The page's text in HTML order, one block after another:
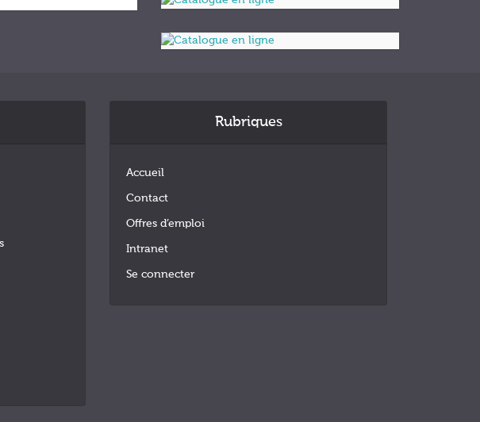
Rubriques
Accueil
Contact
Offres d’emploi
Intranet
Se connecter